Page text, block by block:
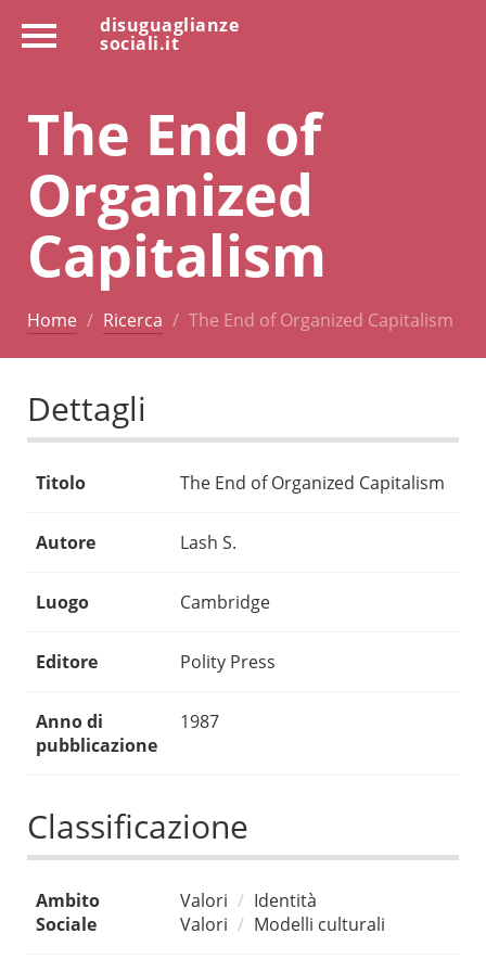
disuguaglianze
sociali.it
The End of
Organized
Capitalism
Home Ricerca The End of Organized Capitalism
Dettagli
Titolo The End of Organized Capitalism
Autore Lash S.
Luogo Cambridge
Editore Polity Press
Anno di
pubblicazione
1987
Classificazione
Ambito
Sociale
Valori
Identità
Valori
Modelli culturali